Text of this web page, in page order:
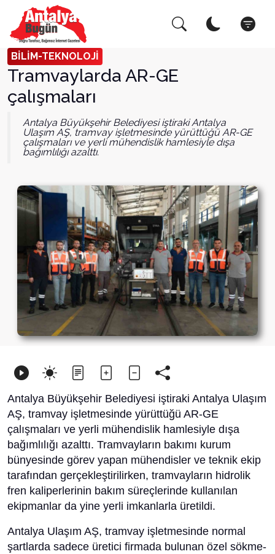
BİLİM-TEKNOLOJİ
Tramvaylarda AR-GE
çalışmaları
Antalya Büyükşehir Belediyesi iştiraki Antalya
Ulaşım AŞ, tramvay işletmesinde yürüttüğü AR-GE
çalışmaları ve yerli mühendislik hamlesiyle dışa
bağımlılığı azalttı.
Antalya Büyükşehir Belediyesi iştiraki Antalya Ulaşım
AŞ, tramvay işletmesinde yürüttüğü AR-GE
çalışmaları ve yerli mühendislik hamlesiyle dışa
bağımlılığı azalttı. Tramvayların bakımı kurum
bünyesinde görev yapan mühendisler ve teknik ekip
tarafından gerçekleştirilirken, tramvayların hidrolik
fren kaliperlerinin bakım süreçlerinde kullanılan
ekipmanlar da yine yerli imkanlarla üretildi.
Antalya Ulaşım AŞ, tramvay işletmesinde normal
şartlarda sadece üretici firmada bulunan özel sökme-
Arama Yap! Kapat